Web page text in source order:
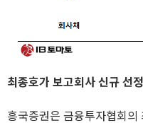
최종호가 보고회사 신규 선
흥국증권은 금융투자협회